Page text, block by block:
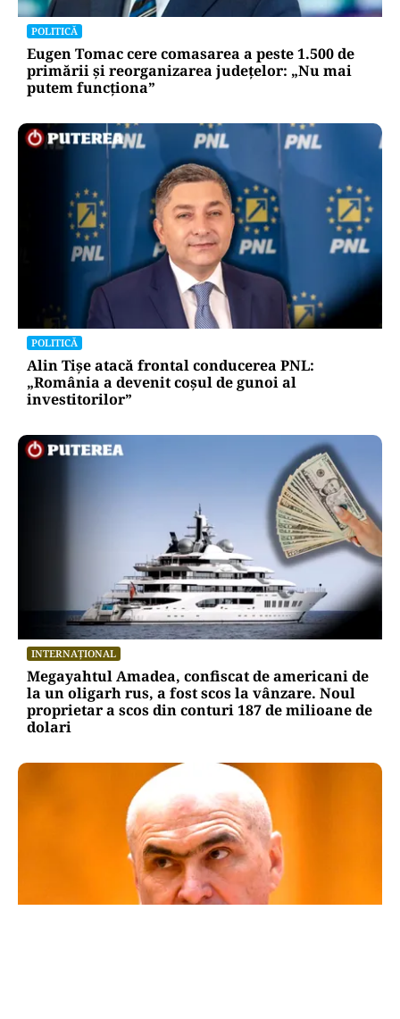
POLITICĂ
Eugen Tomac cere comasarea a peste 1.500 de
primării și reorganizarea județelor: „Nu mai
putem funcționa”
POLITICĂ
Alin Tișe atacă frontal conducerea PNL:
„România a devenit coșul de gunoi al
investitorilor”
INTERNAȚIONAL
Megayahtul Amadea, confiscat de americani de
la un oligarh rus, a fost scos la vânzare. Noul
proprietar a scos din conturi 187 de milioane de
dolari